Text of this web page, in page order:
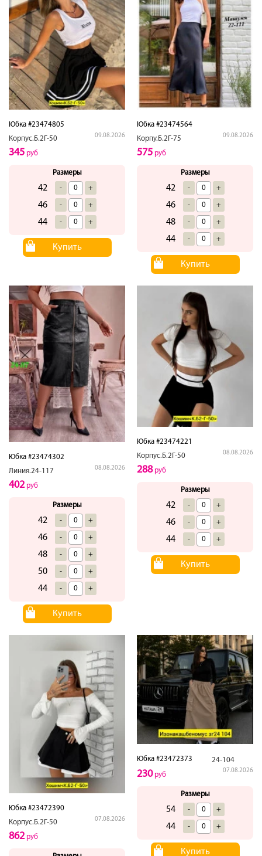
Юбка #23474805
Корпус.Б.2Г-50
09.08.2026
345 руб
Размеры
42 - +
46 - +
44 - +
Купить
Юбка #23474564
Корпу.Б.2Г-75
09.08.2026
575 руб
Размеры
42 - +
46 - +
48 - +
44 - +
Купить
Юбка #23474302
Линия.24-117
08.08.2026
402руб
Размеры
42 - +
46 - +
48 - +
50 - +
44 - +
Купить
Юбка #23474221
Корпус.Б.2Г-50
08.08.2026
288руб
Размеры
42 - +
46 - +
44 - +
Купить
Юбка #23472390
Корпус.Б.2Г-50
07.08.2026
862руб
Юбка #23472373 24-104
07.08.2026
230руб
Размеры
54 - +
44 - +
Купить